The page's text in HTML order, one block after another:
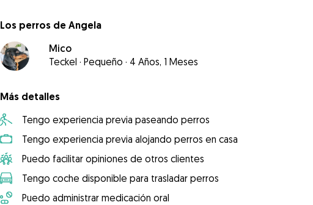
Los perros de Angela
Mico
Teckel · Pequeño · 4 Años, 1 Meses
Más detalles
Tengo experiencia previa paseando perros
Tengo experiencia previa alojando perros en casa
Puedo facilitar opiniones de otros clientes
Tengo coche disponible para trasladar perros
Puedo administrar medicación oral